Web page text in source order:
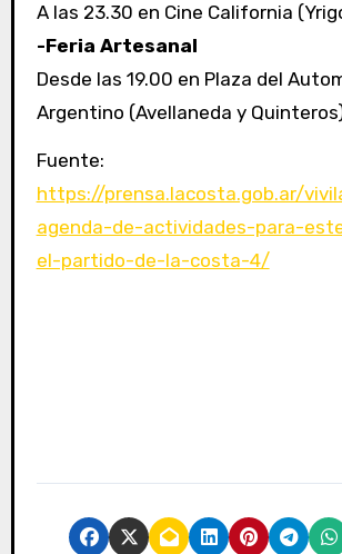
A las 23.30 en Cine California
-Feria Artesanal
Desde las 19.00 en Plaza del
Argentino (Avellaneda y
Fuente:
https://prensa.lacosta.gob.ar/
agenda-de-actividades-para-
el-partido-de-la-costa-4/